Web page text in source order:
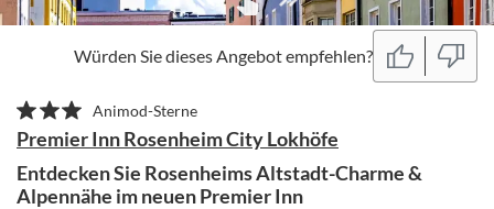
Würden Sie dieses Angebot empfehlen?
Animod-Sterne
Premier Inn Rosenheim City Lokhöfe
Entdecken Sie Rosenheims Altstadt-Charme &
Alpennähe im neuen Premier Inn